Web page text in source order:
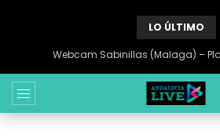
LO ÚLTIMO
Webcam Sabinillas (Malaga) –